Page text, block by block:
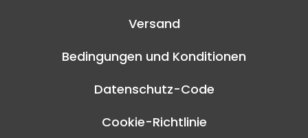
Versand
Bedingungen und Konditionen
Datenschutz-Code
Cookie-Richtlinie